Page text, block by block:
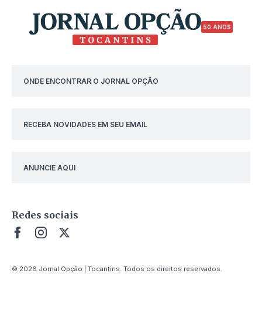
50 ANOS
ONDE ENCONTRAR O JORNAL OPÇÃO
RECEBA NOVIDADES EM SEU EMAIL
ANUNCIE AQUI
Redes sociais
© 2026 Jornal Opção | Tocantins. Todos os direitos reservados.